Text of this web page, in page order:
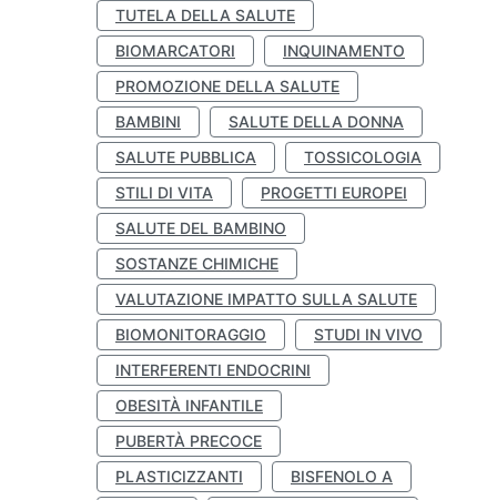
TUTELA DELLA SALUTE
BIOMARCATORI
INQUINAMENTO
PROMOZIONE DELLA SALUTE
BAMBINI
SALUTE DELLA DONNA
SALUTE PUBBLICA
TOSSICOLOGIA
STILI DI VITA
PROGETTI EUROPEI
SALUTE DEL BAMBINO
SOSTANZE CHIMICHE
VALUTAZIONE IMPATTO SULLA SALUTE
BIOMONITORAGGIO
STUDI IN VIVO
INTERFERENTI ENDOCRINI
OBESITÀ INFANTILE
PUBERTÀ PRECOCE
PLASTICIZZANTI
BISFENOLO A